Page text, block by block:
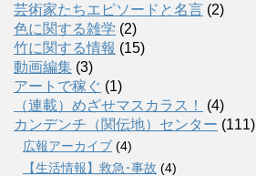
芸術家たちエピソードと名言 (2)
色に関する雑学 (2)
竹に関する情報 (15)
動画編集 (3)
アートで稼ぐ (1)
（連載）めざせマスカラス！
(4)
カンデンチ（関伝地）センター (111)
広報アーカイブ (4)
【生活情報】救急･事故 (4)